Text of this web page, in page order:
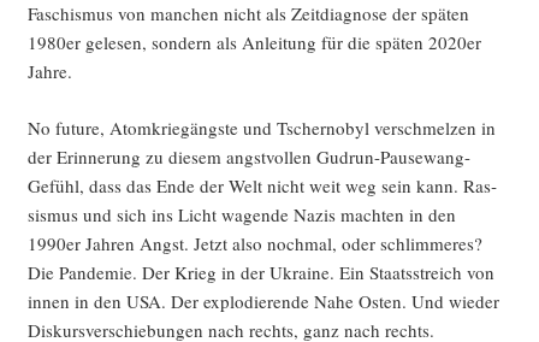
Faschis­mus von man­chen nicht als Zeit­dia­gno­se der spä­ten
1980er gele­sen, son­dern als Anlei­tung für die spä­ten 2020er
Jahre.
No future, Atom­krie­gängs­te und Tscher­no­byl ver­schmel­zen in
der Erin­ne­rung zu die­sem angst­vol­len Gud­run-Pau­se­wang-
Gefühl, dass das Ende der Welt nicht weit weg sein kann. Ras­
sis­mus und sich ins Licht wagen­de Nazis mach­ten in den
1990er Jah­ren Angst. Jetzt also noch­mal, oder schlim­me­res?
Die Pan­de­mie. Der Krieg in der Ukrai­ne. Ein Staats­streich von
innen in den USA. Der explo­die­ren­de Nahe Osten. Und wie­der
Dis­kurs­ver­schie­bun­gen nach rechts, ganz nach rechts.